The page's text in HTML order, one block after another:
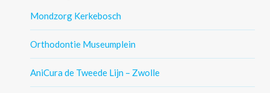
Mondzorg Kerkebosch
Orthodontie Museumplein
AniCura de Tweede Lijn – Zwolle